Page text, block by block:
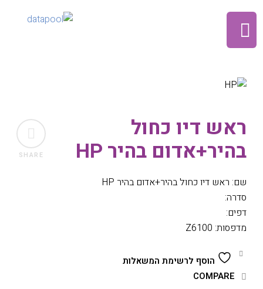
SHARE
ראש דיו כחול
בהיר+אדום בהיר HP
שם: ראש דיו כחול בהיר+אדום בהיר HP
סדרה:
דפים:
מדפסות: Z6100
הוסף לרשימת המשאלות
COMPARE